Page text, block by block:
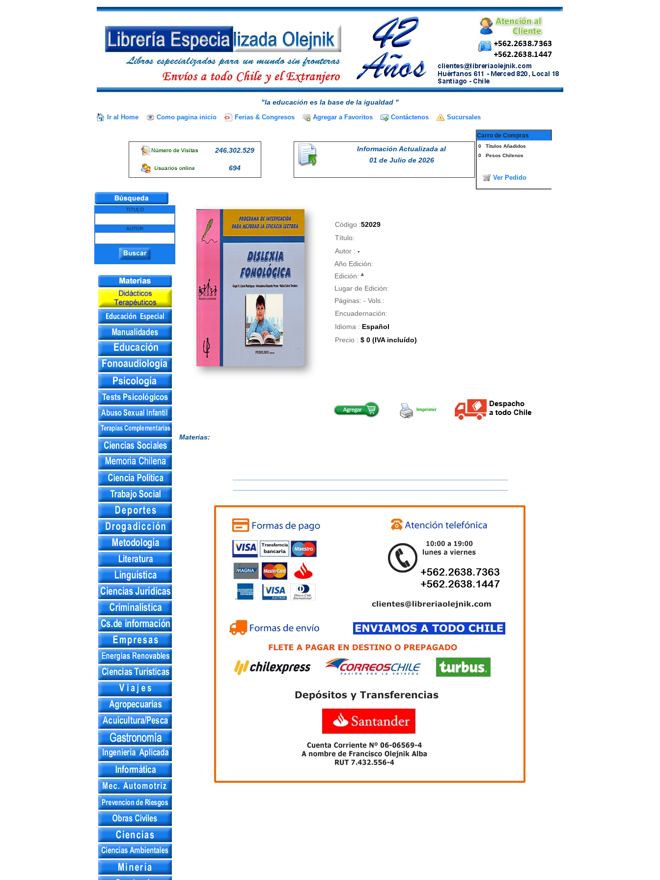
"la educación es la base de la igualdad "
Ir al Home Como pagina inicio Ferias & Congresos Agregar a Favoritos Contáctenos Sucursales
246.302.529
694
Información Actualizada al
01 de Julio de 2026
Carro de Compras
0 Títulos Añadidos
0 Pesos Chilenos
Ver Pedido
TITULO
AUTOR
Código :52029
Título:
Autor : -
Año Edición:
Edición: ª
Lugar de Edición:
Páginas: - Vols.:
Encuadernación:
Idioma : Español
Precio : $ 0 (IVA incluído)
Imprimir
Materias: